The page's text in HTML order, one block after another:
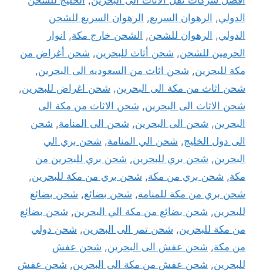
الدولي, الرهوان السريع, الرهوان السريع للشحن
الدولي, الرهوان للشحن, الشحن خارج مكة, انوار
الحرمين للشحن, شحن أثاث للبحرين, شحن أغراض من
مكة للبحرين, شحن اثاث من السعوديه الى البحرين,
شحن اثاث من مكة الى البحرين, شحن اغراض للبحرين,
شحن الاثاث الى البحرين, شحن الاثاث من مكة الى
البحرين, شحن الى البحرين, شحن الى المنامة, شحن
الى دول الخليج, شحن الي المنامة, شحن بري الي
البحرين, شحن بري للبحرين, شحن بري للبحرين من
مكة, شحن بري من مكة, شحن بري من مكة للبحرين,
شحن بري من مكة للمنامه, شحن بضائع, شحن بضائع
للبحرين, شحن بضائع من مكة الي البحرين, شحن بضائع
من مكة للبحرين, شحن تمر الى البحرين, شحن دولي
من مكة, شحن عفش الى البحرين, شحن عفش
للبحرين, شحن عفش من مكة الى البحرين, شحن عفش